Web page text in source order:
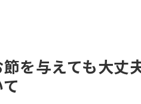
を与えても大丈